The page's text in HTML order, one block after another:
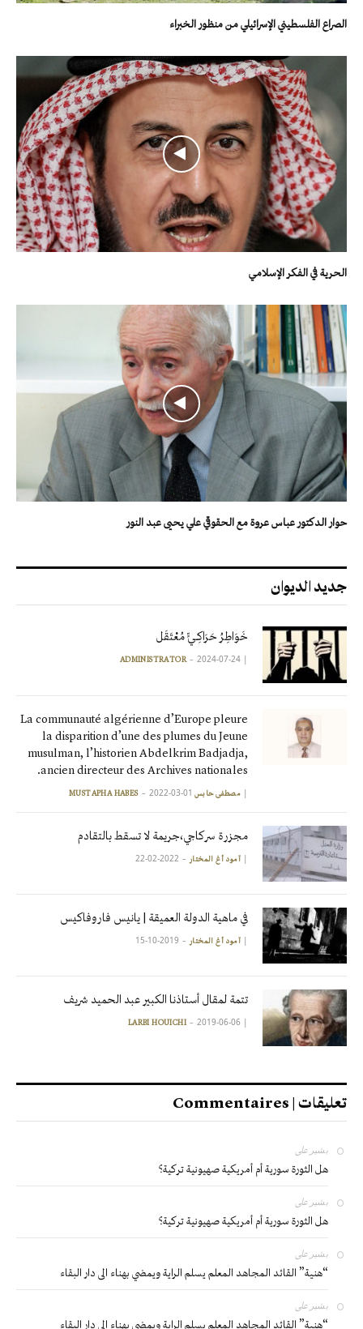
الصراع الفلسطيني الإسرائيلي من منظور الخبراء
الحرية في الفكر الإسلامي
حوار الدكتور عباس عروة مع الحقوقي علي يحيى عبد النور
جديد الديوان
خَوَاطِرُ حَرَاكِـيٍّ مُعْتَقَل
|
ADMINISTRATOR 2024-07-24
La communauté algérienne d’Europe pleure
la disparition d’une des plumes du Jeune
musulman, l’historien Abdelkrim Badjadja,
ancien directeur des Archives nationales.
| مصطفى حابس MUSTAPHA HABES 2022-03-01
مجزرة سركاجي،جريمة لا تسقط بالتقادم
| آمود أغ المختار 2022-02-22
في ماهية الدولة العميقة | يانيس فاروفاكيس
| آمود أغ المختار 2019-10-15
تتمة لمقال أستاذنا الكبير عبد الحميد شريف
|
LARBI HOUICHI 2019-06-06
تعليقات | Commentaires
بشير على
هل الثورة سورية أم أمريكية صهيونية تركية؟
بشير على
هل الثورة سورية أم أمريكية صهيونية تركية؟
بشير على
“هنية” القائد المجاهد المعلم يسلم الراية ويمضي بهناء الى دار البقاء
بشير على
“هنية” القائد المجاهد المعلم يسلم الراية ويمضي بهناء الى دار البقاء